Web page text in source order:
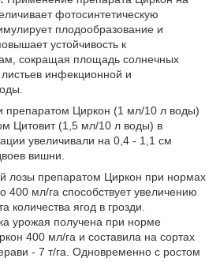
фотосинтетическую
плодообразование и
устойчивость к
сокращая площадь солнечных
инфекционной и
препаратом Циркон (1 мл/10 л воды)
Цитовит (1,5 мл/10 л воды) в
увеличивали на 0,4 - 1,1 см
вишни.
лозы препаратом Циркон при нормах
400 мл/га способствует увеличению
количества ягод в грозди.
урожая получена при норме
400 мл/га и составила на сортах
- 7 т/га. Одновременно с ростом